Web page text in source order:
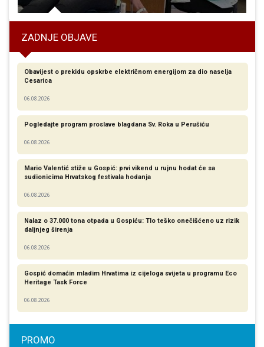
ZADNJE OBJAVE
Obavijest o prekidu opskrbe električnom energijom za dio naselja
Cesarica
06.08.2026
Pogledajte program proslave blagdana Sv. Roka u Perušiću
06.08.2026
Mario Valentić stiže u Gospić: prvi vikend u rujnu hodat će sa
sudionicima Hrvatskog festivala hodanja
06.08.2026
Nalaz o 37.000 tona otpada u Gospiću: Tlo teško onečišćeno uz rizik
daljnjeg širenja
06.08.2026
Gospić domaćin mladim Hrvatima iz cijeloga svijeta u programu Eco
Heritage Task Force
06.08.2026
PROMO